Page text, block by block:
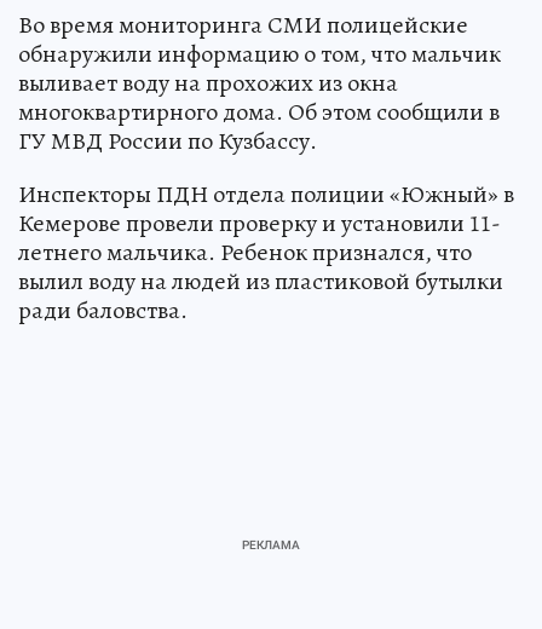
Во время мониторинга СМИ полицейские
обнаружили информацию о том, что мальчик
выливает воду на прохожих из окна
многоквартирного дома. Об этом сообщили в
ГУ МВД России по Кузбассу.
Инспекторы ПДН отдела полиции «Южный» в
Кемерове провели проверку и установили 11-
летнего мальчика. Ребенок признался, что
вылил воду на людей из пластиковой бутылки
ради баловства.